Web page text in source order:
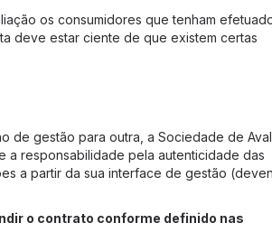
os consumidores que tenham
deve estar ciente de que existem certas
de gestão para outra, a Sociedade de
a responsabilidade pela autenticidade das
a partir da sua interface de gestão
o contrato conforme definido nas